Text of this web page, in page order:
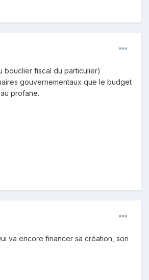
bouclier fiscal du particulier)
gouvernementaux que le budget
profane.
va encore financer sa création, son